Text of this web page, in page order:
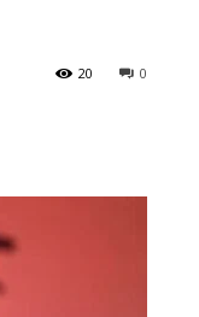
0
20